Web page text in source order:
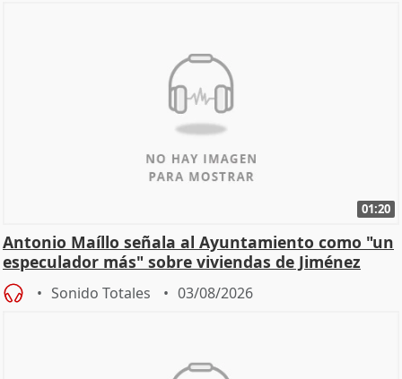
01:20
Antonio Maíllo señala al Ayuntamiento como "un
especulador más" sobre viviendas de Jiménez
Becerril
Sonido Totales 03/08/2026